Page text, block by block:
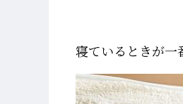
寝ているときが